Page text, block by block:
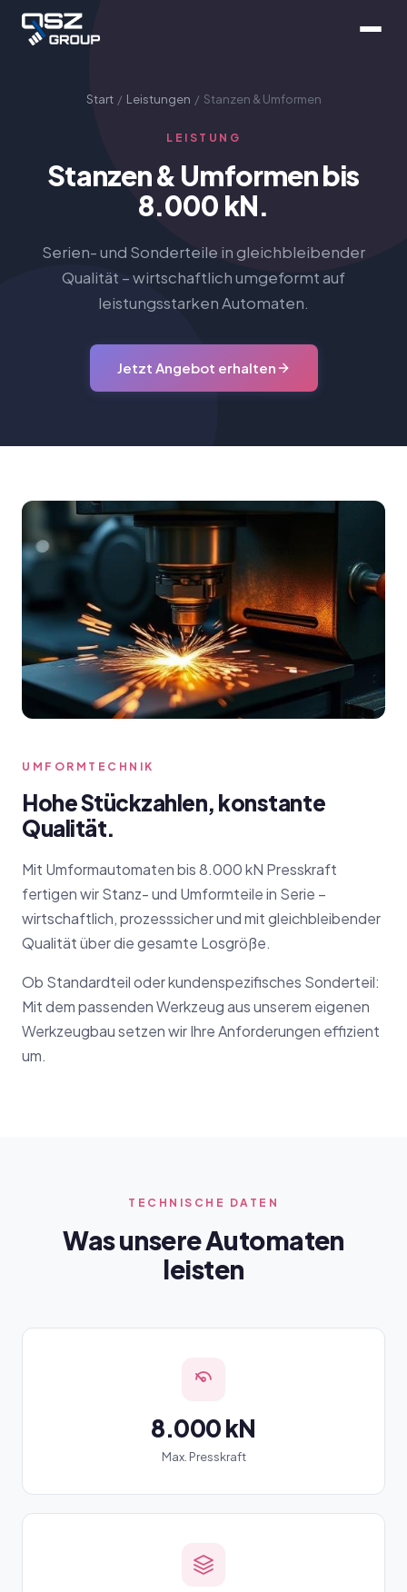
Start/ Leistungen / Stanzen & Umformen
LEISTUNG
Stanzen & Umformen bis
8.000 kN.
Serien- und Sonderteile in gleichbleibender
Qualität – wirtschaftlich umgeformt auf
leistungsstarken Automaten.
Jetzt Angebot erhalten
UMFORMTECHNIK
Hohe Stückzahlen, konstante
Qualität.
Mit Umformautomaten bis 8.000 kN Presskraft
fertigen wir Stanz- und Umformteile in Serie –
wirtschaftlich, prozesssicher und mit gleichbleibender
Qualität über die gesamte Losgröße.
Ob Standardteil oder kundenspezifisches Sonderteil:
Mit dem passenden Werkzeug aus unserem eigenen
Werkzeugbau setzen wir Ihre Anforderungen effizient
um.
TECHNISCHE DATEN
Was unsere Automaten
leisten
8.000 kN
Max. Presskraft